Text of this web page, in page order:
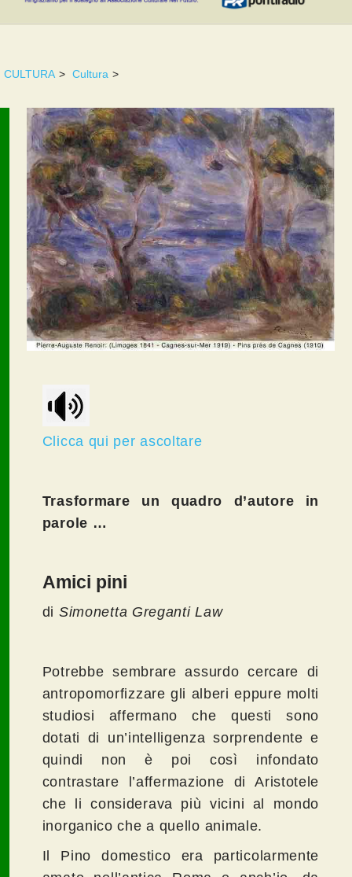
CULTURA > Cultura >
Clicca qui per ascoltare
Trasformare un quadro d’autore in
parole …
Amici pini
di Simonetta Greganti Law
Potrebbe sembrare assurdo cercare di
antropomorfizzare gli alberi eppure molti
studiosi affermano che questi sono
dotati di un’intelligenza sorprendente e
quindi non è poi così infondato
contrastare l’affermazione di Aristotele
che li considerava più vicini al mondo
inorganico che a quello animale.
Il Pino domestico era particolarmente